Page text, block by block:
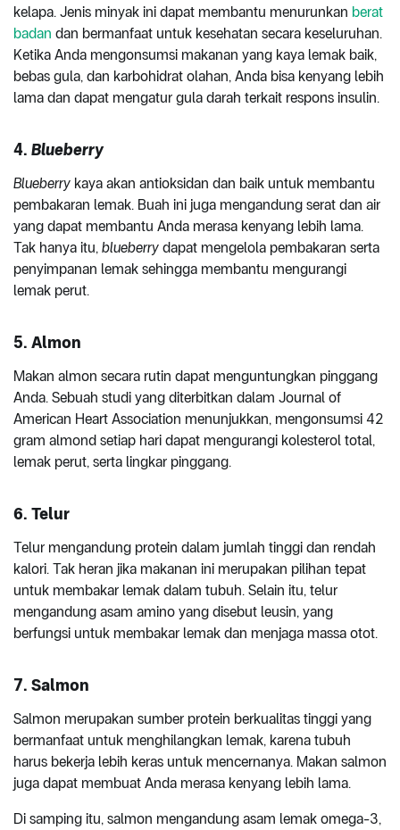
kelapa. Jenis minyak ini dapat membantu menurunkan berat
badan dan bermanfaat untuk kesehatan secara keseluruhan.
Ketika Anda mengonsumsi makanan yang kaya lemak baik,
bebas gula, dan karbohidrat olahan, Anda bisa kenyang lebih
lama dan dapat mengatur gula darah terkait respons insulin.
4. Blueberry
Blueberry kaya akan antioksidan dan baik untuk membantu
pembakaran lemak. Buah ini juga mengandung serat dan air
yang dapat membantu Anda merasa kenyang lebih lama.
Tak hanya itu, blueberry dapat mengelola pembakaran serta
penyimpanan lemak sehingga membantu mengurangi
lemak perut.
5. Almon
Makan almon secara rutin dapat menguntungkan pinggang
Anda. Sebuah studi yang diterbitkan dalam Journal of
American Heart Association menunjukkan, mengonsumsi 42
gram almond setiap hari dapat mengurangi kolesterol total,
lemak perut, serta lingkar pinggang.
6. Telur
Telur mengandung protein dalam jumlah tinggi dan rendah
kalori. Tak heran jika makanan ini merupakan pilihan tepat
untuk membakar lemak dalam tubuh. Selain itu, telur
mengandung asam amino yang disebut leusin, yang
berfungsi untuk membakar lemak dan menjaga massa otot.
7. Salmon
Salmon merupakan sumber protein berkualitas tinggi yang
bermanfaat untuk menghilangkan lemak, karena tubuh
harus bekerja lebih keras untuk mencernanya. Makan salmon
juga dapat membuat Anda merasa kenyang lebih lama.
Di samping itu, salmon mengandung asam lemak omega-3,